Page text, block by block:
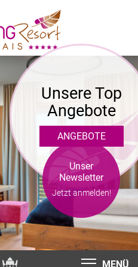
Unsere Top
Angebote
ANGEBOTE
Unser
Newsletter
Jetzt anmelden!
MENÜ